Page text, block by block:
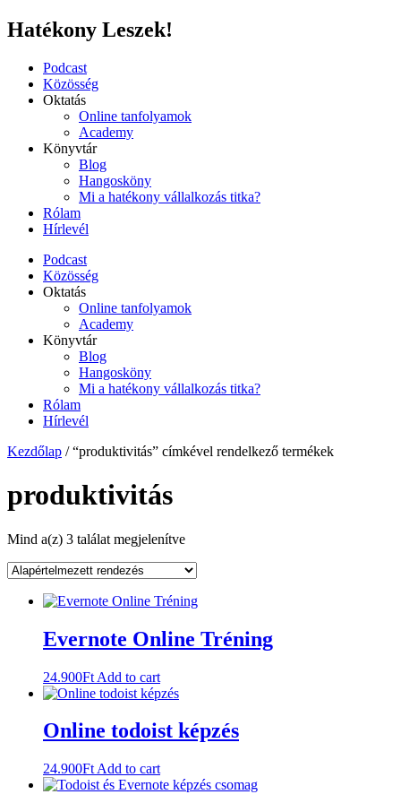
Ugrás
a
Hatékony Leszek!
Podcast
Közösség
Oktatás
Online tanfolyamok
Academy
Könyvtár
Blog
Hangosköny
Mi a hatékony vállalkozás titka?
Rólam
Hírlevél
Podcast
Közösség
Oktatás
Online tanfolyamok
Academy
Könyvtár
Blog
Hangosköny
Mi a hatékony vállalkozás titka?
Rólam
Hírlevél
Kezdőlap / “produktivitás” címkével rendelkező termékek
produktivitás
Mind a(z) 3 találat megjelenítve
Evernote Online Tréning
24.900Ft Add to cart
Online todoist képzés
24.900Ft Add to cart